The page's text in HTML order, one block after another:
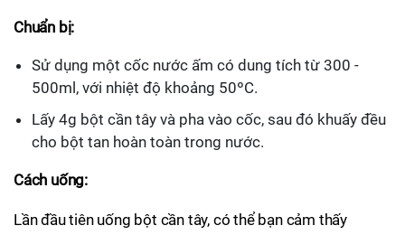
Chuẩn bị:
Sử dụng một cốc nước ấm có dung tích từ 300 -
500ml, với nhiệt độ khoảng 50ºC.
Lấy 4g bột cần tây và pha vào cốc, sau đó khuấy đều
cho bột tan hoàn toàn trong nước.
Cách uống:
Lần đầu tiên uống bột cần tây, có thể bạn cảm thấy